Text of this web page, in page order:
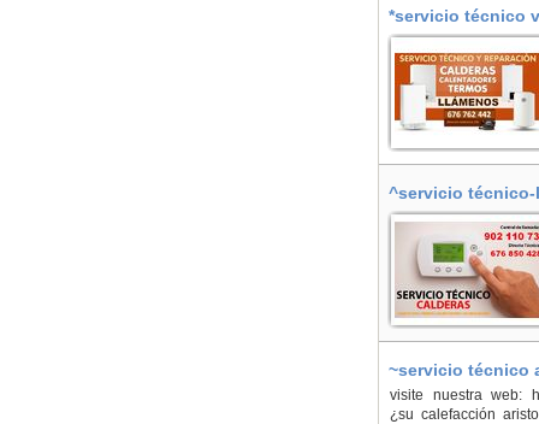
*servicio técnico
^servicio técnico-
~servicio técnico
visite nuestra web:
¿su calefacción